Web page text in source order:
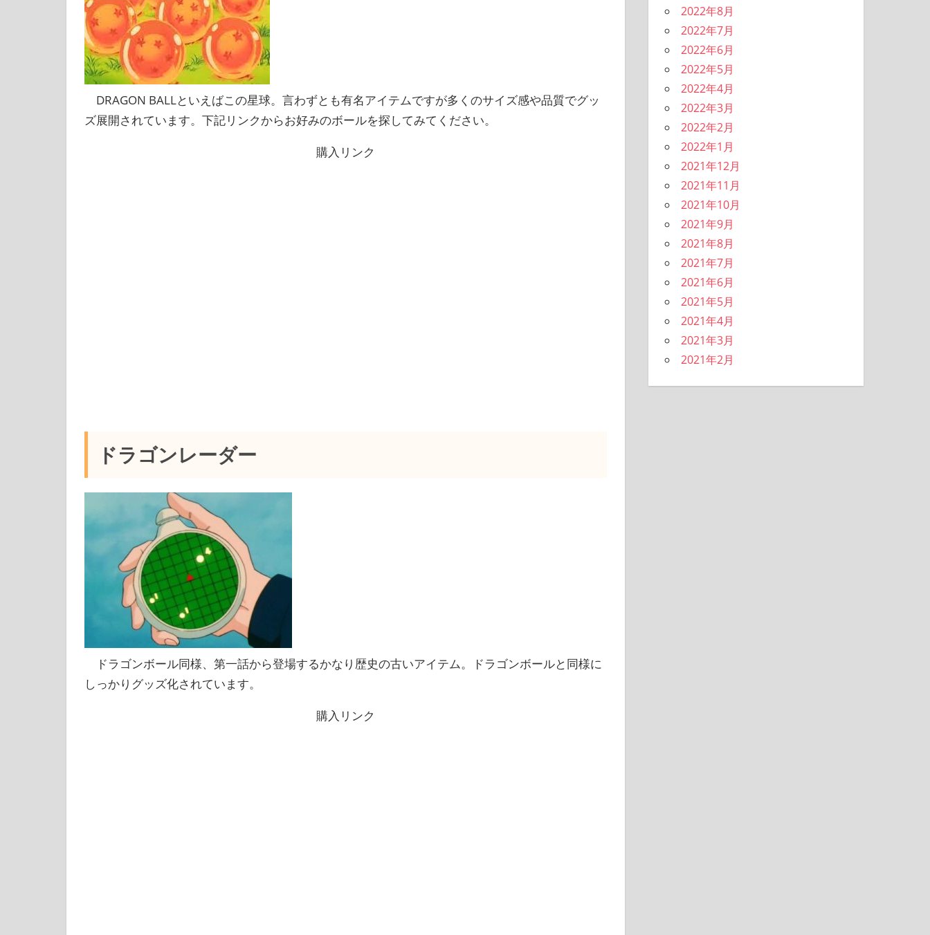
DRAGON BALLといえばこの星球。言わずとも有名アイテムですが多くのサイズ感や品質でグッ
ズ展開されています。下記リンクからお好みのボールを探してみてください。
購入リンク
ドラゴンレーダー
ドラゴンボール同様、第一話から登場するかなり歴史の古いアイテム。ドラゴンボールと同様に
しっかりグッズ化されています。
購入リンク
2022年8月
2022年7月
2022年6月
2022年5月
2022年4月
2022年3月
2022年2月
2022年1月
2021年12月
2021年11月
2021年10月
2021年9月
2021年8月
2021年7月
2021年6月
2021年5月
2021年4月
2021年3月
2021年2月